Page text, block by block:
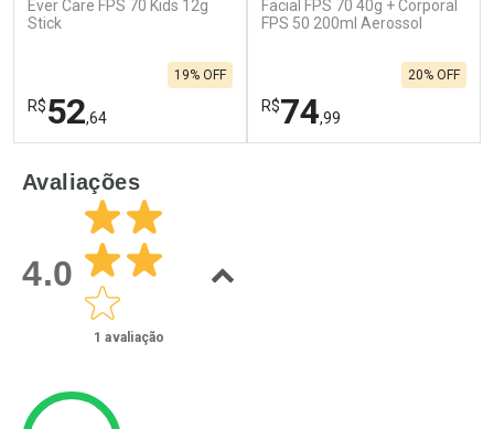
Ever Care FPS 70 Kids 12g
Stick
R$52,64
19% OFF
Laboratório
Por Menos
Facial FPS 70 40g + Corporal
FPS 50 200ml Aerossol
R$74,99
20% OFF
Avaliações
4.0
1 avaliação